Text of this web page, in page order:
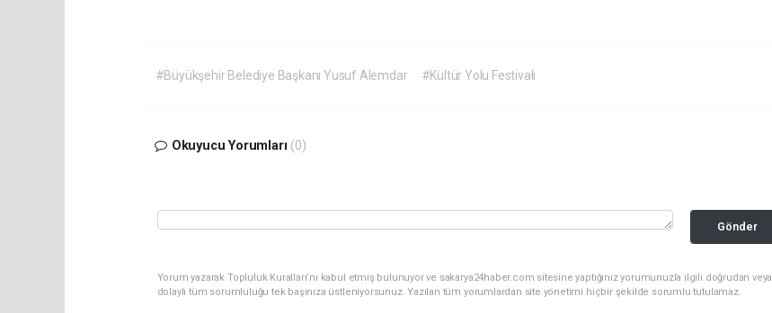
#Büyükşehir Belediye Başkanı Yusuf Alemdar #Kültür Yolu Festivali
Okuyucu Yorumları (0)
Gönder
Yorum yazarak Topluluk Kuralları’nı kabul etmiş bulunuyor ve sakarya24haber.com sitesine yaptığınız yorumunuzla ilgili doğrudan veya
dolaylı tüm sorumluluğu tek başınıza üstleniyorsunuz. Yazılan tüm yorumlardan site yönetimi hiçbir şekilde sorumlu tutulamaz.